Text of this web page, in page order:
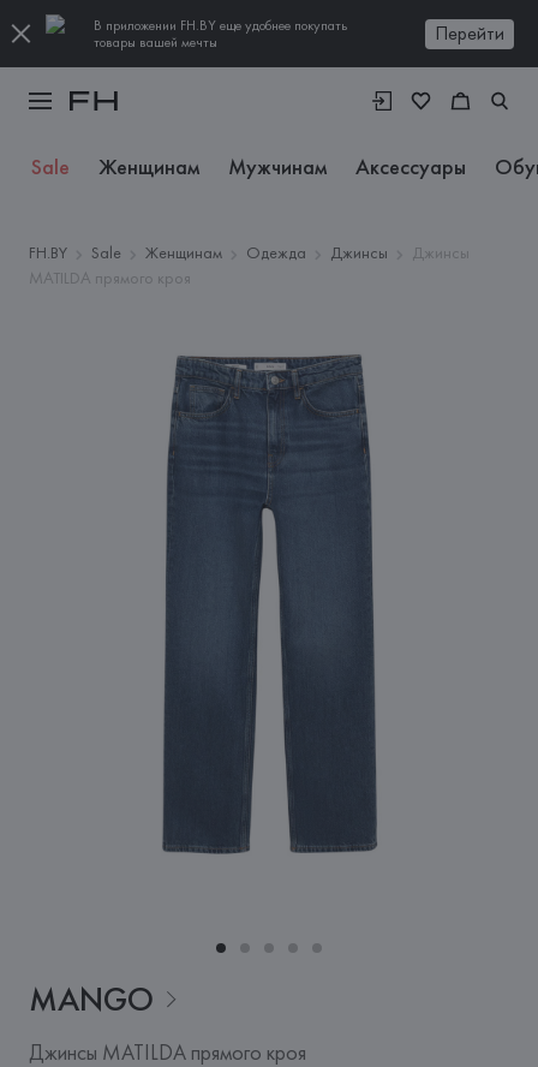
В приложении FH.BY еще удобнее покупать
товары вашей мечты
Перейти
Sale Женщинам Мужчинам Аксессуары
FH.BY Sale Женщинам Одежда Джинсы
Джинсы
MATILDA прямого кроя
MANGO
Джинсы MATILDA прямого кроя